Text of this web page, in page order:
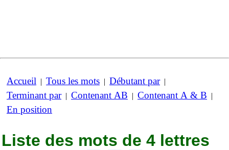
Accueil | Tous les mots | Débutant par|
Terminant par| Contenant AB | Contenant A & B |
En position
Liste des mots de 4 lettres